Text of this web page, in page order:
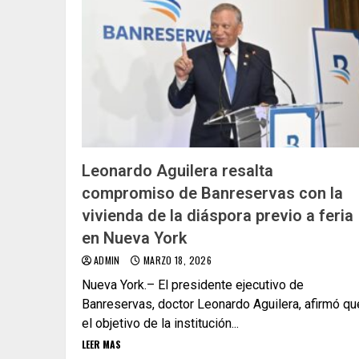
Leonardo Aguilera resalta
compromiso de Banreservas con la
vivienda de la diáspora previo a feria
en Nueva York
ADMIN MARZO 18, 2026
Nueva York.– El presidente ejecutivo de
Banreservas, doctor Leonardo Aguilera, afirmó
el objetivo de la institución...
LEER MAS